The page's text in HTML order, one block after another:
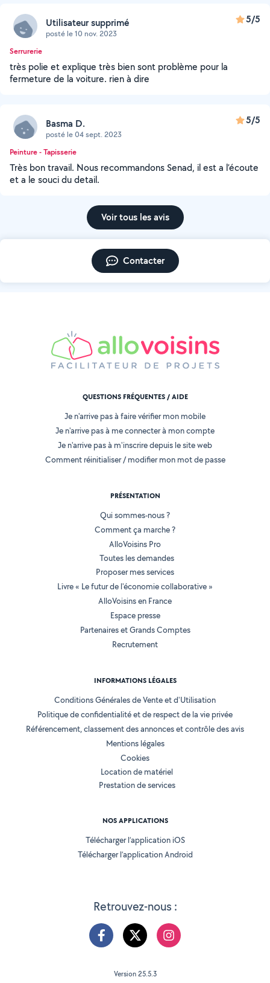
Utilisateur supprimé
posté le 10 nov. 2023
5/5
Serrurerie
très polie et explique très bien sont problème pour la
fermeture de la voiture. rien à dire
Basma D.
posté le 04 sept. 2023
5/5
Peinture - Tapisserie
Très bon travail. Nous recommandons Senad, il est a l’écoute
et a le souci du detail.
Voir tous les avis
Contacter
Retrouvez-nous :
QUESTIONS FRÉQUENTES / AIDE
Je n'arrive pas à faire vérifier mon mobile
Je n'arrive pas à me connecter à mon compte
Je n'arrive pas à m'inscrire depuis le site web
Comment réinitialiser / modifier mon mot de passe
PRÉSENTATION
Qui sommes-nous ?
Comment ça marche ?
AlloVoisins Pro
Toutes les demandes
Proposer mes services
Livre « Le futur de l'économie collaborative »
AlloVoisins en France
Espace presse
Partenaires et Grands Comptes
Recrutement
INFORMATIONS LÉGALES
Conditions Générales de Vente et d'Utilisation
Politique de confidentialité et de respect de la vie privée
Référencement, classement des annonces et contrôle des avis
Mentions légales
Cookies
Location de matériel
Prestation de services
NOS APPLICATIONS
Télécharger l’application iOS
Télécharger l’application Android
Version 25.5.3